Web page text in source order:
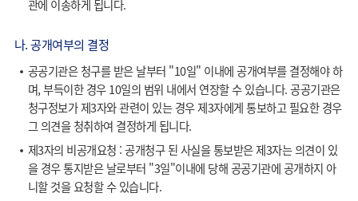
관에 이송하게 됩니다.
나. 공개여부의 결정
공공기관은 청구를 받은 날부터 "10일" 이내에 공개여부를 결정해야 하
며, 부득이한 경우 10일의 범위 내에서 연장할 수 있습니다. 공공기관은
청구정보가 제3자와 관련이 있는 경우 제3자에게 통보하고 필요한 경우
그 의견을 청취하여 결정하게 됩니다.
제3자의 비공개요청 : 공개청구 된 사실을 통보받은 제3자는 의견이 있
을 경우 통지받은 날로부터 "3일"이내에 당해 공공기관에 공개하지 아
니할 것을 요청할 수 있습니다.